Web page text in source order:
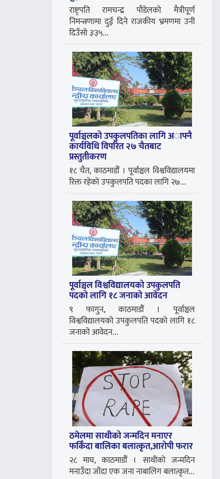
राष्ट्रपति रामचन्द्र पौडेलको मैत्रीपूर्ण
निमन्त्रणामा दुई दिने राजकीय भ्रमणमा उनी
दिउँसो ३ः३५...
पूर्वाञ्चलको उपकुलपतिका लागि अाफ्नै
कार्यविधि विपरित २७ चैतबाट
प्रस्तुतीकरण
१८ चैत, काठमाडौं । पूर्वाञ्चल विश्वविद्यालयमा
रिक्त रहेकाे उपकुलपति पदका लागि २७...
पूर्वाञ्चल विश्वविद्यालयको उपकुलपति
पदको लागि १८ जनाको आवेदन
९ फागुन, काठमाडौं । पूर्वाञ्चल
विश्वविद्यालयको उपकुलपति पदको लागि १८
जनाको आवेदन...
ठमेलमा साथीको जन्मदिन मनाएर
फर्किँदा बालिका बलात्कृत,आरोपी फरार
२८ माघ, काठमाडौं । साथीको जन्मदिन
मनाउँदा जाँदा एक जना नाबालिग बलात्कृत...